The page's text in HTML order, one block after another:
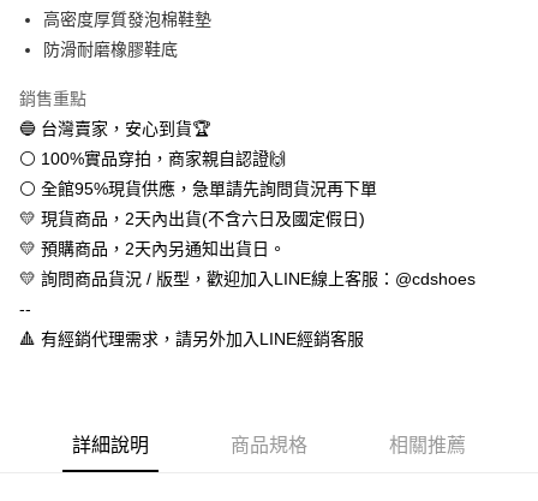
全盈+PAY
相關說明
【關於「AFTEE先享後付」】
AFTEE先享後付是「在收到商品之後才付款」的支付方式。 讓您購物簡單
便利好安心！
１．簡單：不需註冊會員、不需綁卡、不需儲值。
２．便利：只要手機號碼，簡訊認證，即可結帳。
【「AFTEE先享後付」結帳流程】
２．訂單成立數日內，您將收到繳費通知簡訊。
後付繳納相關費用。
※ 交易是否成功請以「AFTEE先享後付 」之結帳頁面顯示為準，若有關於
全家取貨付款
每筆NT$60，滿NT$888(含以上)免運費
每筆NT$60，滿NT$888(含以上)免運費
付款後7-11取貨
高密度厚質發泡棉鞋墊
防滑耐磨橡膠鞋底
銷售重點
🔵 台灣賣家，安心到貨🏆
⚪ 100%實品穿拍，商家親自認證🙌
⚪ 全館95%現貨供應，急單請先詢問貨況再下單
💛 現貨商品，2天內出貨(不含六日及國定假日)
💛 預購商品，2天內另通知出貨日。
💛 詢問商品貨況 / 版型，歡迎加入LINE線上客服：@cdshoes
--
🔺 有經銷代理需求，請另外加入LINE經銷客服
詳細說明 商品規格 相關推薦